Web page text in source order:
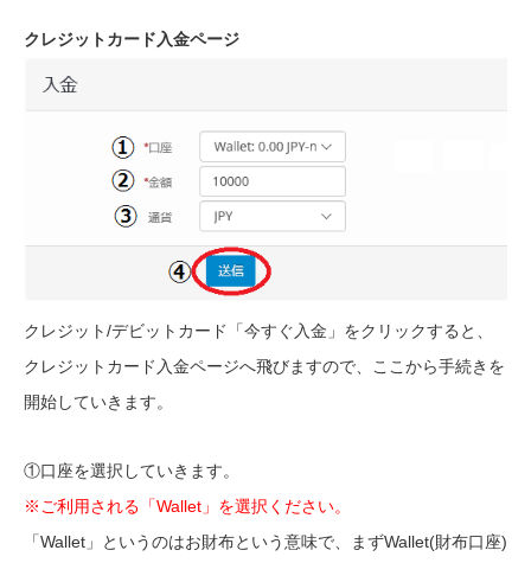
クレジットカード入金ページ
クレジット/デビットカード「今すぐ入金」をクリックすると、
クレジットカード入金ページへ飛びますので、ここから手続きを
開始していきます。
①口座を選択していきます。
※ご利用される「Wallet」を選択ください。
「Wallet」というのはお財布という意味で、まずWallet(財布口座)